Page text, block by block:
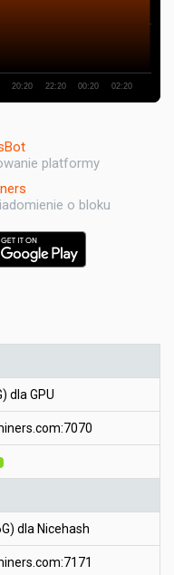
20:20 22:20 00:20 02:20
platformy
o bloku
dla GPU
dla Nicehash